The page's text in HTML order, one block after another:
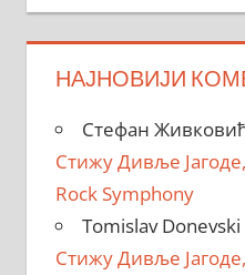
НАЈНОВИЈИ
Стефан
Стижу Дивље
Rock Symphony
Tomislav Donevski
Стижу Дивље